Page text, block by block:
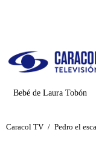
Bebé de Laura Tobón
Caracol TV / Pedro el